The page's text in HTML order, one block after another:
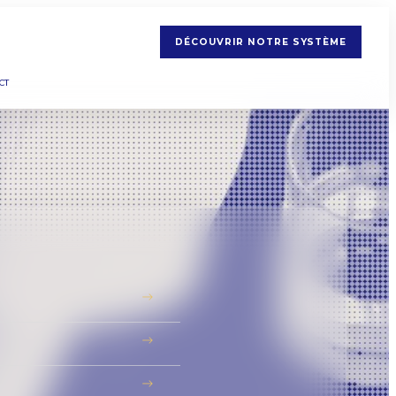
DÉCOUVRIR NOTRE SYSTÈME
→
→
→